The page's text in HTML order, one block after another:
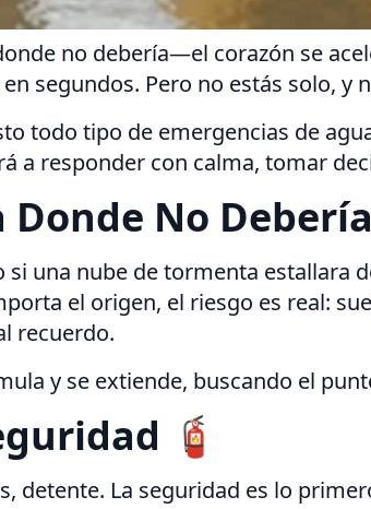
no debería—el corazón se
segundos. Pero no estás solo, y
todo tipo de emergencias de
a responder con calma, tomar
Donde No
una nube de tormenta estallara
el origen, el riesgo es real:
recuerdo.
y se extiende, buscando el
🧯
detente. La seguridad es lo